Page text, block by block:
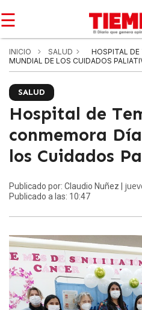
☰
INICIO SALUD
HOSPITAL
MUNDIAL DE LOS CUIDADOS
SALUD
Hospital de
conmemora
los Cuidados
Publicado por: Claudio Nuñez |
Publicado a las: 10:47